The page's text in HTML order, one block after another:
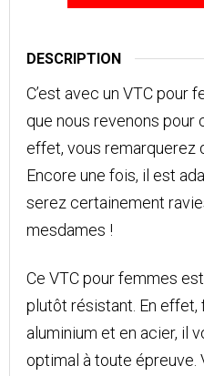
DESCRIPTION
C’est avec un VTC pour
que nous revenons pour
effet, vous remarquerez
Encore une fois, il est
serez certainement
mesdames !
Ce VTC pour femmes
plutôt résistant. En effet,
aluminium et en acier, il
optimal à toute épreuve.